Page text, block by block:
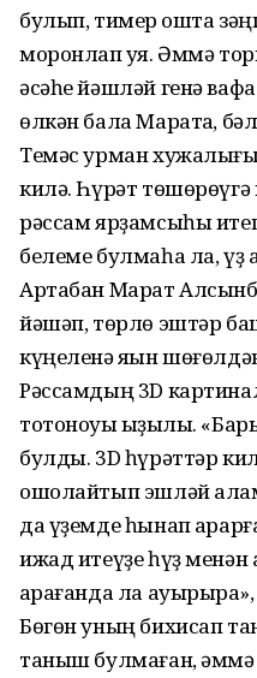
булып, тимер ҡошта
моронлап ҡуя. Әммә
әсәһе йәшләй генә
өлкән бала Маратҡа,
Темәс урман
килә. Һүрәт төшөрөүгә
рәссам ярҙамсыһы
белеме булмаһа ла,
Артабан Марат
йәшәп, төрлө эштәр
күңеленә яҡын
Рәссамдың 3D
тотоноуы ҡыҙыҡлы.
булды. 3D һүрәттәр
ошолайтып эшләй
да үҙемде һынап
ижад итеүҙе һүҙ
ҡарағанда ла
Бөгөн уның бихисап
таныш булмаған, әммә